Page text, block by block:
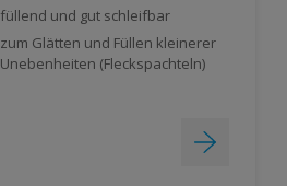
füllend und gut schleifbar
zum Glätten und Füllen kleinerer
Unebenheiten (Fleckspachteln)